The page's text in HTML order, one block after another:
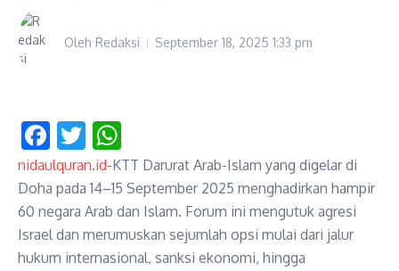
Oleh Redaksi September 18, 2025 1:33 pm
Facebook
Twitter
nidaulquran.id-KTT Darurat Arab-Islam yang digelar di
Doha pada 14–15 September 2025 menghadirkan hampir
60 negara Arab dan Islam. Forum ini mengutuk agresi
Israel dan merumuskan sejumlah opsi mulai dari jalur
hukum internasional, sanksi ekonomi, hingga